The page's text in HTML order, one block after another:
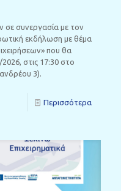
σε συνεργασία με τον
εκδήλωση με θέμα
που θα
στις 17:30 στο
3).
Περισσότερα